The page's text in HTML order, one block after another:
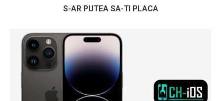
S-AR PUTEA SA-TI PLACA